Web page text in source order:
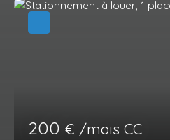
200 € /mois CC